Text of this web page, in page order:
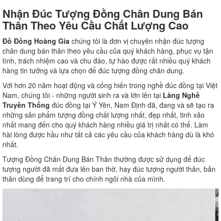
Nhận Đúc Tượng Đồng Chân Dung Bán
Thân Theo Yêu Cầu Chất Lượng Cao
Đồ Đồng Hoàng Gia chúng tôi là đơn vị chuyên nhận đúc tượng
chân dung bán thân theo yêu cầu của quý khách hàng, phục vụ tận
tình, trách nhiệm cao và chu đáo, tự hào được rất nhiều quý khách
hàng tin tưởng và lựa chọn để đúc tượng đồng chân dung.
Với hơn 20 năm hoạt động và cống hiến trong nghề đúc đồng tại Việt
Nam, chúng tôi - những người sinh ra và lớn lên tại Làng Nghề
Truyền Thống đúc đồng tại Ý Yên, Nam Định đã, đang và sẽ tạo ra
những sản phẩm tượng đồng chất lượng nhất, đẹp nhất, tinh xảo
nhất mang đến cho quý khách hàng nhiều giá trị nhất có thể. Làm
hài lòng được hầu như tất cả các yêu cầu của khách hàng dù là khó
nhất.
Tượng Đồng Chân Dung Bán Thân thường được sử dụng để đúc
tượng người đã mất đưa lên ban thờ, hay đúc tượng người thân, bản
thân dùng để trang trí cho chính ngôi nhà của mình.